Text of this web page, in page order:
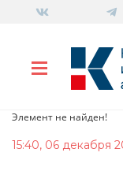
Элемент не найден!
15:40, 06 декабря